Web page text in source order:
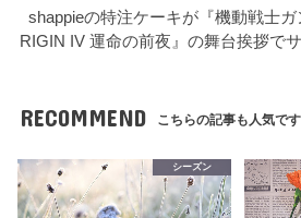
shappieの特注ケーキが『機動戦士
RIGIN IV 運命の前夜』の舞台挨拶で
RECOMMEND こちらの記事も人気です
シーズン